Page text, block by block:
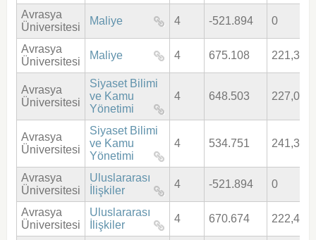
Avrasya
Üniversitesi
Maliye 4 -521.894 0
Avrasya
Üniversitesi
Maliye 4 675.108
Avrasya
Üniversitesi
Siyaset Bilimi
ve Kamu
Yönetimi
4 648.503
Avrasya
Üniversitesi
Siyaset Bilimi
ve Kamu
Yönetimi
4 534.751
Avrasya
Üniversitesi
Uluslararası
İlişkiler
4 -521.894 0
Avrasya
Üniversitesi
Uluslararası
İlişkiler
4 670.674